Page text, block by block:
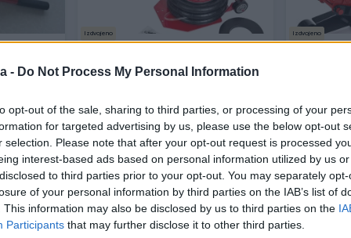
- Do Not Process My Personal Information
opt-out of the sale, sharing to third parties, or processing of your
for targeted advertising by us, please use the below opt-out
selection. Please note that after your opt-out request is processed
interest-based ads based on personal information utilized by us
to third parties prior to your opt-out. You may separately
of your personal information by third parties on the IAB’s list of
This information may also be disclosed by us to third parties on the
Participants that may further disclose it to other third parties.
50 KM
Izdvojeno
dizalica)
145 KM
prije 6 sati
Izdvojeno
prije 6 sati
PIK SHOP PIK SHOP